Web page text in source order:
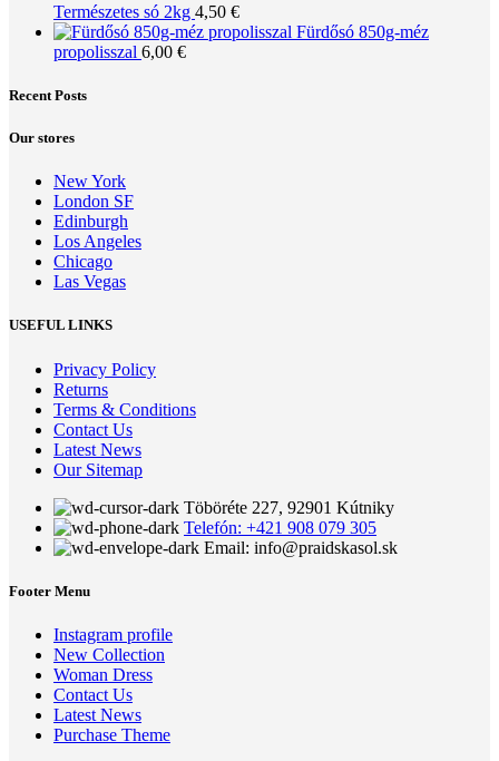
Természetes só 2kg 4,50 €
Fürdősó 850g-méz
propolisszal 6,00 €
Recent Posts
Our stores
New York
London SF
Edinburgh
Los Angeles
Chicago
Las Vegas
USEFUL LINKS
Privacy Policy
Returns
Terms & Conditions
Contact Us
Latest News
Our Sitemap
Töböréte 227, 92901 Kútniky
Telefón: +421 908 079 305
Email: info@praidskasol.sk
Footer Menu
Instagram profile
New Collection
Woman Dress
Contact Us
Latest News
Purchase Theme